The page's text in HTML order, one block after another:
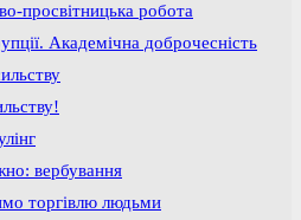
просвітницька робота
Академічна доброчесність
вербування
торгівлю людьми